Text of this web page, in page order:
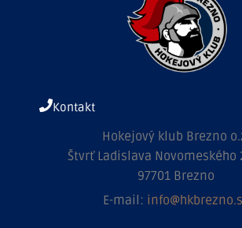
Kontakt
Hokejový klub Brezno
Štvrť Ladislava Novomeského
97701 Brezno
E-mail: